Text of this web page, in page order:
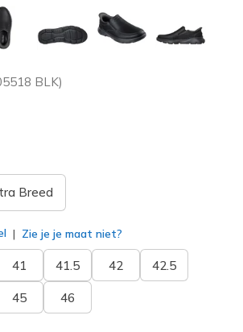
BLK)
Breed
Zie je je maat niet?
41 41.5 42 42.5
45 46